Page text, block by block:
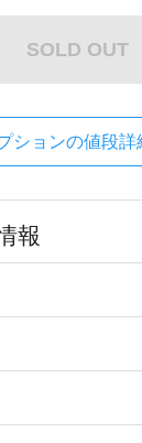
SOLD OUT
ションの値段詳
報